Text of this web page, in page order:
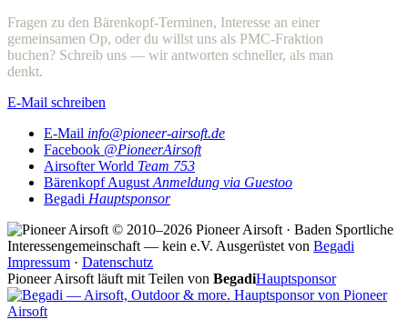
Fragen zu den Bärenkopf-Terminen, Interesse an einer
gemeinsamen Op, oder du willst uns als PMC-Fraktion
buchen? Schreib uns — wir antworten schneller, als man
denkt.
E-Mail schreiben
E-Mail info@pioneer-airsoft.de
Facebook @PioneerAirsoft
Airsofter World Team 753
Bärenkopf August Anmeldung via Guestoo
Begadi Hauptsponsor
© 2010–2026 Pioneer Airsoft · Baden Sportliche
Interessengemeinschaft — kein e.V. Ausgerüstet von Begadi
Impressum · Datenschutz
Pioneer Airsoft läuft mit Teilen von BegadiHauptsponsor